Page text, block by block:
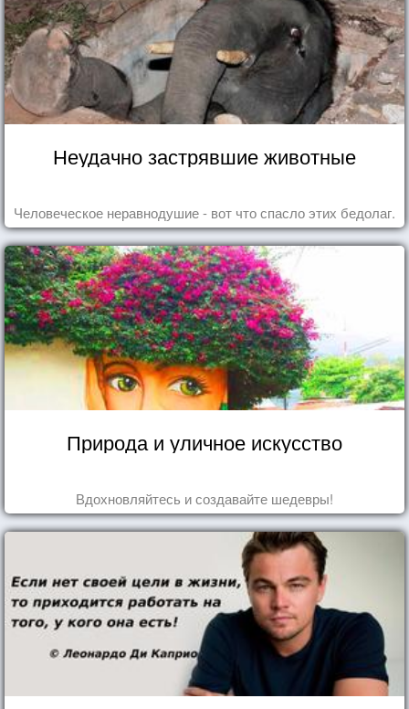
Неудачно застрявшие животные
Человеческое неравнодушие - вот что спасло этих бедолаг.
Природа и уличное искусство
Вдохновляйтесь и создавайте шедевры!